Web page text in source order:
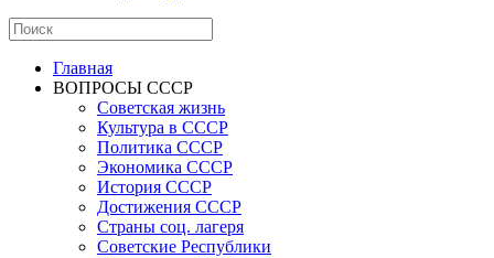
Главная
ВОПРОСЫ СССР
Советская жизнь
Культура в СССР
Политика СССР
Экономика СССР
История СССР
Достижения СССР
Страны соц. лагеря
Советские Республики